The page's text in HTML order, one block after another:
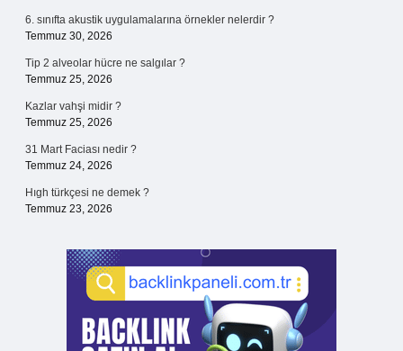
6. sınıfta akustik uygulamalarına örnekler nelerdir ?
Temmuz 30, 2026
Tip 2 alveolar hücre ne salgılar ?
Temmuz 25, 2026
Kazlar vahşi midir ?
Temmuz 25, 2026
31 Mart Faciası nedir ?
Temmuz 24, 2026
Hıgh türkçesi ne demek ?
Temmuz 23, 2026